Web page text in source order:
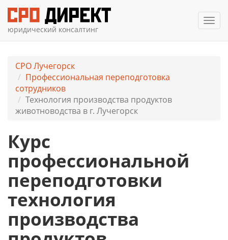
юридический консалтинг
СРО Лучегорск
Профессиональная переподготовка
сотрудников
Технология производства продуктов
животноводства в г. Лучегорск
Курс
профессиональной
переподготовки
технология
производства